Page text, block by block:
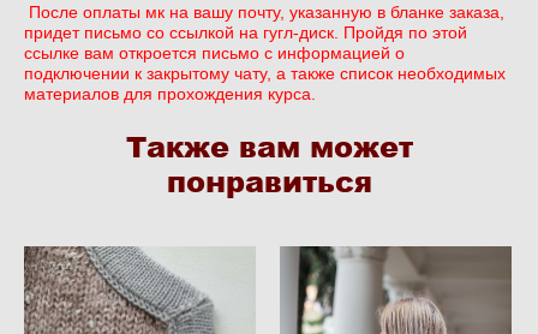
После оплаты мк на вашу почту, указанную в бланке заказа,
придет письмо со ссылкой на гугл-диск. Пройдя по этой
ссылке вам откроется письмо с информацией о
подключении к закрытому чату, а также список необходимых
материалов для прохождения курса.
Также вам может
понравиться